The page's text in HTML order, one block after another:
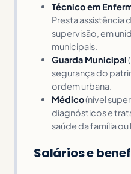
Técnico em
Presta assistência
supervisão, em
municipais.
Guarda Municipal
segurança do
ordem urbana.
Médico(nível
diagnósticos e
saúde da família
Salários e